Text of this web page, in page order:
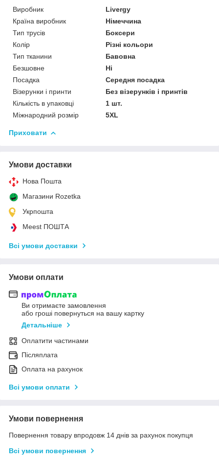
Виробник
Livergy
Країна виробник
Німеччина
Тип трусів
Боксери
Колір
Різні кольори
Тип тканини
Бавовна
Безшовне
Ні
Посадка
Середня посадка
Візерунки і принти
Без візерунків і принтів
Кількість в упаковці
1 шт.
Міжнародний розмір
5XL
Приховати
Умови доставки
Нова Пошта
Магазини Rozetka
Укрпошта
Meest ПОШТА
Всі умови доставки
Умови оплати
Ви отримаєте замовлення
або гроші повернуться на вашу картку
Детальніше
Оплатити частинами
Післяплата
Оплата на рахунок
Всі умови оплати
Умови повернення
Повернення товару впродовж 14 днів за рахунок покупця
Всі умови повернення